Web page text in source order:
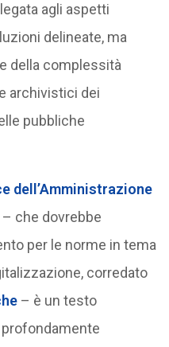
agli aspetti
delineate, ma
della complessità
archivistici dei
pubbliche
dell’Amministrazione
che dovrebbe
per le norme in tema
corredato
– è un testo